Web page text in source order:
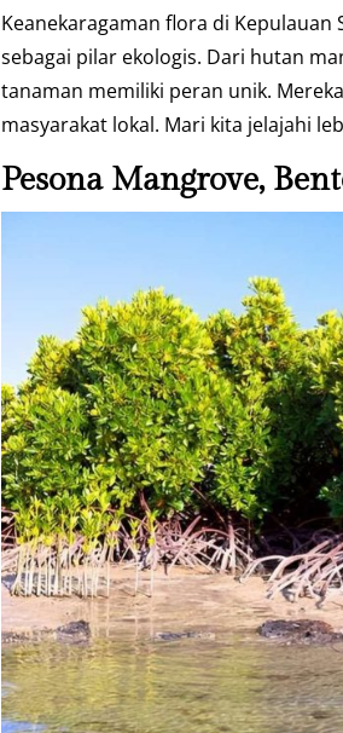
Keanekaragaman flora di
sebagai pilar ekologis. Dari hutan
tanaman memiliki peran unik.
masyarakat lokal. Mari kita jelajahi
Pesona Mangrove,